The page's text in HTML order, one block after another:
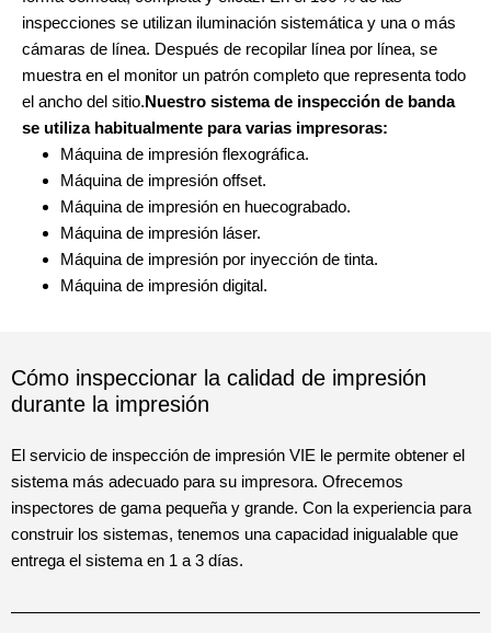
inspecciones se utilizan iluminación sistemática y una o más
cámaras de línea. Después de recopilar línea por línea, se
muestra en el monitor un patrón completo que representa todo
el ancho del sitio.Nuestro sistema de inspección de banda
se utiliza habitualmente para varias impresoras:
Máquina de impresión flexográfica.
Máquina de impresión offset.
Máquina de impresión en huecograbado.
Máquina de impresión láser.
Máquina de impresión por inyección de tinta.
Máquina de impresión digital.
Cómo inspeccionar la calidad de impresión
durante la impresión
El servicio de inspección de impresión VIE le permite obtener el
sistema más adecuado para su impresora. Ofrecemos
inspectores de gama pequeña y grande. Con la experiencia para
construir los sistemas, tenemos una capacidad inigualable que
entrega el sistema en 1 a 3 días.